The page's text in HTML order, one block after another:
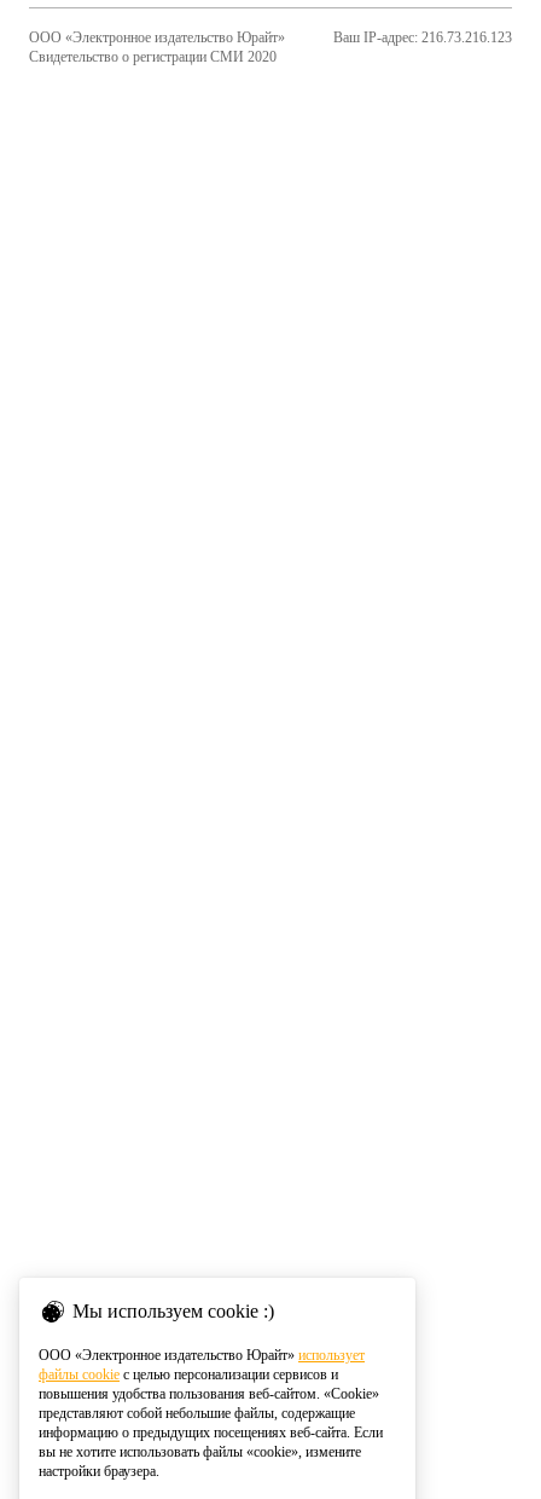
Мы используем cookie :)
ООО «Электронное издательство Юрайт» использует
файлы cookie с целью персонализации сервисов и
повышения удобства пользования веб-сайтом. «Cookie»
представляют собой небольшие файлы, содержащие
информацию о предыдущих посещениях веб-сайта. Если
вы не хотите использовать файлы «cookie», измените
настройки браузера.
ООО «Электронное издательство Юрайт»
Свидетельство о регистрации СМИ 2020
Ваш IP-адрес: 216.73.216.123